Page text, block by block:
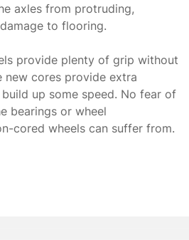
axles from protruding,
to flooring.
provide plenty of grip without
cores provide extra
up some speed. No fear of
bearings or wheel
cored wheels can suffer from.